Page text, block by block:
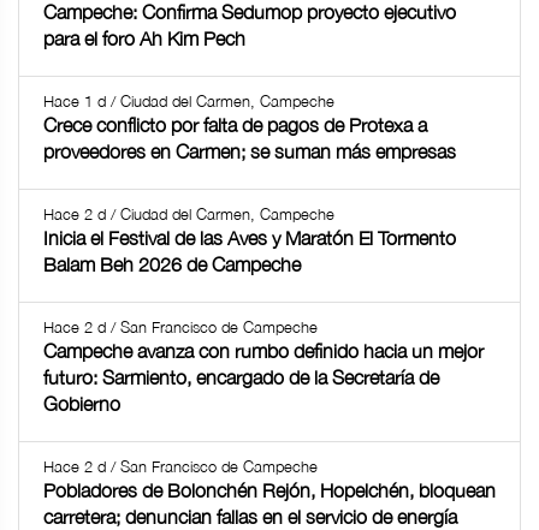
Campeche: Confirma Sedumop proyecto ejecutivo
para el foro Ah Kim Pech
Hace 1 d / Ciudad del Carmen, Campeche
Crece conflicto por falta de pagos de Protexa a
proveedores en Carmen; se suman más empresas
Hace 2 d / Ciudad del Carmen, Campeche
Inicia el Festival de las Aves y Maratón El Tormento
Balam Beh 2026 de Campeche
Hace 2 d / San Francisco de Campeche
Campeche avanza con rumbo definido hacia un mejor
futuro: Sarmiento, encargado de la Secretaría de
Gobierno
Hace 2 d / San Francisco de Campeche
Pobladores de Bolonchén Rejón, Hopelchén, bloquean
carretera; denuncian fallas en el servicio de energía